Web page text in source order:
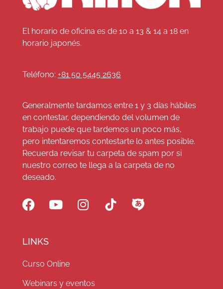
El horario de oficina es de 10 a 13 & 14 a 18 en
horario japonés.
Teléfono: +81 50 5445 2636
Generalmente tardamos entre 1 y 3 días hábiles
en contestar, dependiendo del volumen de
trabajo puede que tardemos un poco más,
pero intentaremos contestarte lo antes posible.
Recuerda revisar tu carpeta de spam por si
nuestro correo te llega a la carpeta de no
deseado.
LINKS
Curso Online
Webinars y eventos